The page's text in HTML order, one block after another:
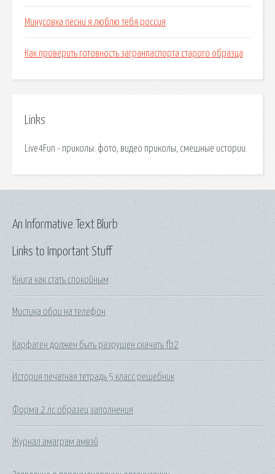
Минусовка песни я люблю тебя россия
Как проверить готовность загранпаспорта старого образца
Links
Live4Fun - приколы: фото, видео приколы, смешные истории.
Links to Important Stuff
Книга как стать спокойным
Мистика обои на телефон
Карфаген должен быть разрушен скачать fb2
История печатная тетрадь 5 класс решебник
Форма 2 лс образец заполнения
Журнал амаграм амвэй
An Informative Text Blurb